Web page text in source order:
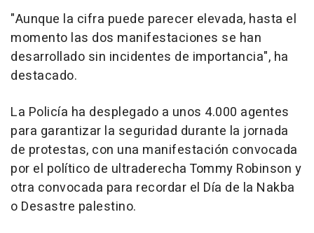
"Aunque la cifra puede parecer elevada, hasta el
momento las dos manifestaciones se han
desarrollado sin incidentes de importancia", ha
destacado.
La Policía ha desplegado a unos 4.000 agentes
para garantizar la seguridad durante la jornada
de protestas, con una manifestación convocada
por el político de ultraderecha Tommy Robinson y
otra convocada para recordar el Día de la Nakba
o Desastre palestino.